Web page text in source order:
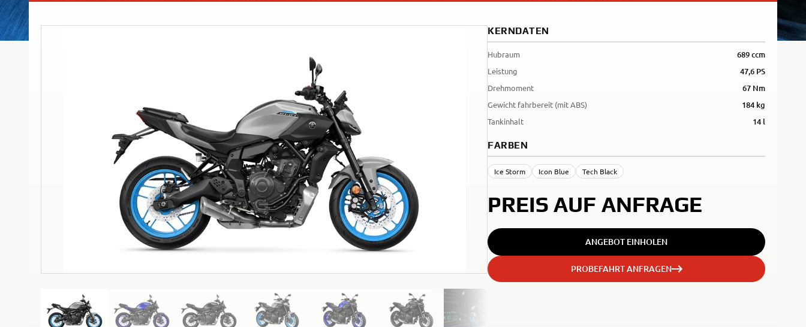
KERNDATEN
Hubraum 689 ccm
Leistung 47,6 PS
Drehmoment 67 Nm
Gewicht fahrbereit (mit ABS) 184 kg
Tankinhalt 14 l
FARBEN
Ice Storm Icon Blue Tech Black
PREIS AUF ANFRAGE
ANGEBOT EINHOLEN
PROBEFAHRT ANFRAGEN